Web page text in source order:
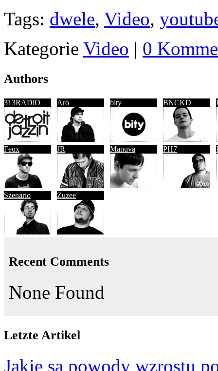
Tags: dwele, Video,
Kategorie Video | 0
Authors
313RADiO Aro bity BNCKD
Feux JR Manuva PH7
Szenario Zuzee
Recent Comments
None Found
Letzte Artikel
Jakie są powody wzrostu